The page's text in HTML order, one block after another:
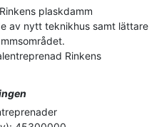
plaskdamm
av nytt teknikhus samt lättare
Rinkens